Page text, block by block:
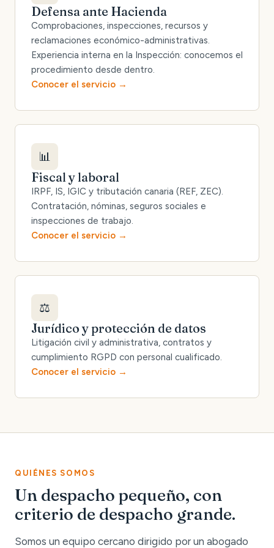
Defensa ante Hacienda
Comprobaciones, inspecciones, recursos y
reclamaciones económico-administrativas.
Experiencia interna en la Inspección: conocemos el
procedimiento desde dentro.
Conocer el servicio
📊
Fiscal y laboral
IRPF, IS, IGIC y tributación canaria (REF, ZEC).
Contratación, nóminas, seguros sociales e
inspecciones de trabajo.
Conocer el servicio
⚖️
Jurídico y protección de datos
Litigación civil y administrativa, contratos y
cumplimiento RGPD con personal cualificado.
Conocer el servicio
QUIÉNES SOMOS
Un despacho pequeño, con
criterio de despacho grande.
Somos un equipo cercano dirigido por un abogado